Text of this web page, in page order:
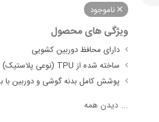
ناموجود
ویژگی های محصول
دارای محافظ دوربین کشویی
ساخته شده از TPU (نوعی پلاستیک) و PC
پوشش کامل بدنه گوشی و دوربین با
...دیدن همه